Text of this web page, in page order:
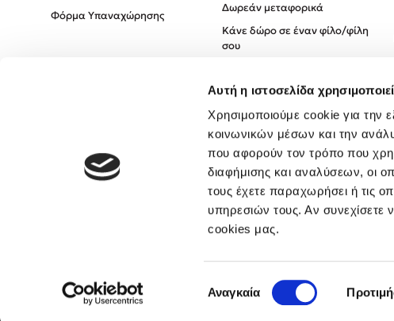
Αυτή η ιστοσελίδα
Χρησιμοποιούμε cookie για την
κοινωνικών μέσων και την
που αφορούν τον τρόπο που
διαφήμισης και αναλύσεων, οι
τους έχετε παραχωρήσει ή τις
υπηρεσιών τους. Αν συνεχίσετε
cookies μας.
συγκατάθεσης
Αναγκαία
Φόρμα Υπαναχώρησης
Δωρεάν μεταφορικά
Κάνε δώρο σε έναν φίλο/φίλη
σου
Πολιτική Απορρήτου
Όροι χρήσης